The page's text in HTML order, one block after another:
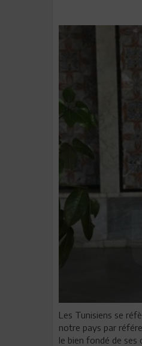
Les Tunisiens se
notre pays par
le bien fondé de ses